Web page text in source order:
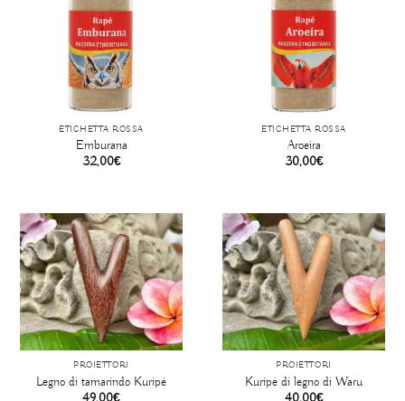
ETICHETTA ROSSA
Emburana
32,00€
ETICHETTA ROSSA
Aroeira
30,00€
PROIETTORI
Legno di tamarindo Kuripé
PROIETTORI
Kuripé di legno di Waru